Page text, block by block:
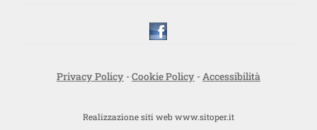
Privacy Policy-Cookie Policy-Accessibilità
Realizzazione siti web www.sitoper.it